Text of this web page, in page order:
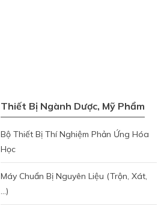
Thiết Bị Ngành Dược, Mỹ Phẩm
Bộ Thiết Bị Thí Nghiệm Phản Ứng Hóa
Học
Máy Chuẩn Bị Nguyên Liệu (trộn, Xát,
...)